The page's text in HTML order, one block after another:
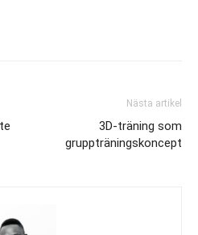
Nästa artikel
3D-träning som
gruppträningskoncept